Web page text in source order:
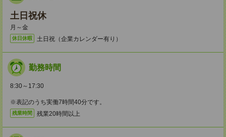
土日祝休
月～金
休日休暇 土日祝（企業カレンダー有り）
勤務時間
8:30～17:30
※表記のうち実働7時間40分です。
残業時間 残業20時間以上